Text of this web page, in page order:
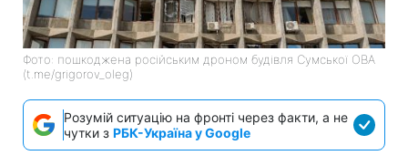
Фото: пошкоджена російським дроном будівля Сумської ОВА
(t.me/grigorov_oleg)
Розумій ситуацію на фронті через факти, а не
чутки з РБК-Україна у Google